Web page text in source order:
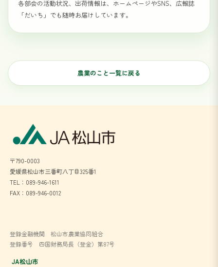
各部会の活動状況、出荷情報は、ホームページやSNS、広報誌
「だいち」でも随時お届けしています。
農業のこと一覧に戻る
〒790-0003
愛媛県松山市三番町八丁目325番1
TEL：089-946-1611
FAX：089-946-0012
登録金融機関 松山市農業協同組合
登録番号 四国財務局長（登金）第87号
JA松山市